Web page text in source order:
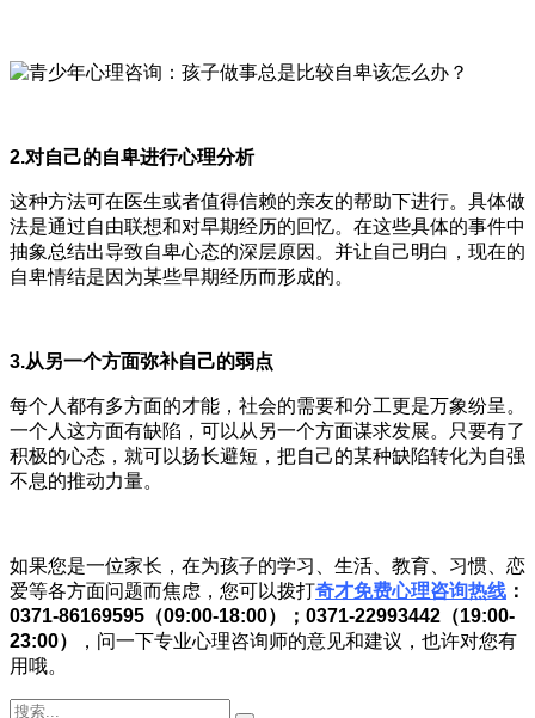
2.对自己的自卑进行心理分析
这种方法可在医生或者值得信赖的亲友的帮助下进行。具体做
法是通过自由联想和对早期经历的回忆。在这些具体的事件中
抽象总结出导致自卑心态的深层原因。并让自己明白，现在的
自卑情结是因为某些早期经历而形成的。
3.从另一个方面弥补自己的弱点
每个人都有多方面的才能，社会的需要和分工更是万象纷呈。
一个人这方面有缺陷，可以从另一个方面谋求发展。只要有了
积极的心态，就可以扬长避短，把自己的某种缺陷转化为自强
不息的推动力量。
如果您是一位家长，在为孩子的学习、生活、教育、习惯、恋
爱等各方面问题而焦虑，您可以拨打奇才免费心理咨询热线 ：
0371-86169595（09:00-18:00）；0371-22993442（19:00-
23:00）
，问一下专业心理咨询师的意见和建议，也许对您有
用哦。